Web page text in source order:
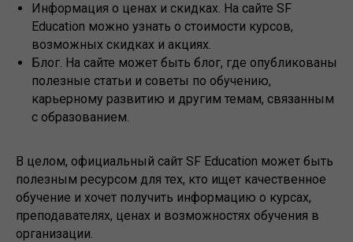
Информация о ценах и скидках. На сайте SF
Education можно узнать о стоимости курсов,
возможных скидках и акциях.
Блог. На сайте может быть блог, где опубликованы
полезные статьи и советы по обучению,
карьерному развитию и другим темам, связанным
с образованием.
В целом, официальный сайт SF Education может быть
полезным ресурсом для тех, кто ищет качественное
обучение и хочет получить информацию о курсах,
преподавателях, ценах и возможностях обучения в
организации.